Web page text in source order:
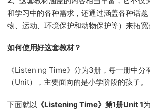
和学习中的各种需求，还通过涵盖各种话
物、运动、环境保护和动物保护等）来拓宽
如何使用好这套教材？
《Listening Time》分为3册，每一册中分
（Unit），主要面向的是小学阶段的孩子。
下面就以 《Listening Time》第1册Unit 1